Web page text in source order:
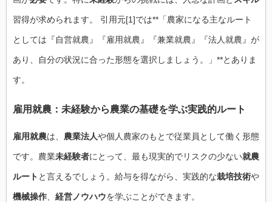
習得が求められます。 引用元[1]では**「農家になる主なルート
としては『自営就農』『雇用就農』『兼業就農』『法人就農』が
あり、自分の状況に合った形態を選択しましょう。」**とありま
す。
雇用就農：未経験から農業の基礎を学ぶ実践的ルート
雇用就農は、 農業法人や個人農家のもとで従業員として働く形態
です。農業未経験者にとって、最も現実的でリスクの少ない就農
ルート と言えるでしょう。給与を得ながら、実践的な栽培技術や
機械操作 経営ノウハウを学ぶことができます。